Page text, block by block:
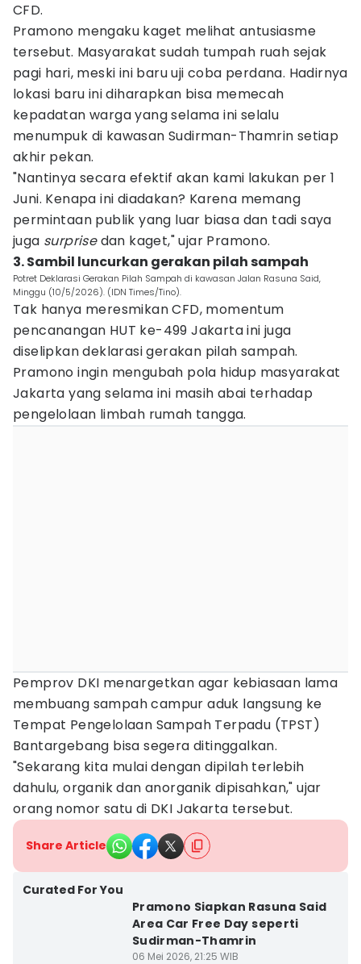
CFD.
Pramono mengaku kaget melihat antusiasme
tersebut. Masyarakat sudah tumpah ruah sejak
pagi hari, meski ini baru uji coba perdana. Hadirnya
lokasi baru ini diharapkan bisa memecah
kepadatan warga yang selama ini selalu
menumpuk di kawasan Sudirman-Thamrin setiap
akhir pekan.
"Nantinya secara efektif akan kami lakukan per 1
Juni. Kenapa ini diadakan? Karena memang
permintaan publik yang luar biasa dan tadi saya
juga surprisedan kaget," ujar Pramono.
3. Sambil luncurkan gerakan pilah sampah
Potret Deklarasi Gerakan Pilah Sampah di kawasan Jalan Rasuna Said,
Minggu (10/5/2026). (IDN Times/Tino).
Tak hanya meresmikan CFD, momentum
pencanangan HUT ke-499 Jakarta ini juga
diselipkan deklarasi gerakan pilah sampah.
Pramono ingin mengubah pola hidup masyarakat
Jakarta yang selama ini masih abai terhadap
pengelolaan limbah rumah tangga.
Pemprov DKI menargetkan agar kebiasaan lama
membuang sampah campur aduk langsung ke
Tempat Pengelolaan Sampah Terpadu (TPST)
Bantargebang bisa segera ditinggalkan.
"Sekarang kita mulai dengan dipilah terlebih
dahulu, organik dan anorganik dipisahkan," ujar
orang nomor satu di DKI Jakarta tersebut.
Share Article
Curated For You
Pramono Siapkan Rasuna Said
Area Car Free Day seperti
Sudirman-Thamrin
06 Mei 2026, 21:25 WIB